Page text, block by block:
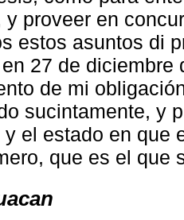
y proveer en
estos asuntos di
27 de diciembre
de mi
sucintamente, y
el estado en que
que es el que